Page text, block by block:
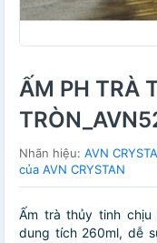
ẤM PH TRÀ
Nhãn hiệu: AVN
của AVN CRYSTAN
Ấm trà thủy tinh
dung tích 260ml, dễ